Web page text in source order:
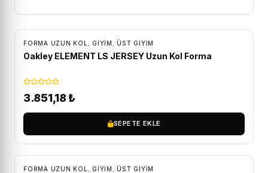
ÜCRETSIZ KARGO
FORMA UZUN KOL GİYİM ÜST GIYIM
Oakley ELEMENT LS JERSEY Uzun Kol Forma
3.851,18 ₺
SEPETE EKLE
FORMA UZUN KOL GİYİM ÜST GIYIM